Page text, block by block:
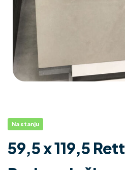
Na stanju
59,5 x 119,5